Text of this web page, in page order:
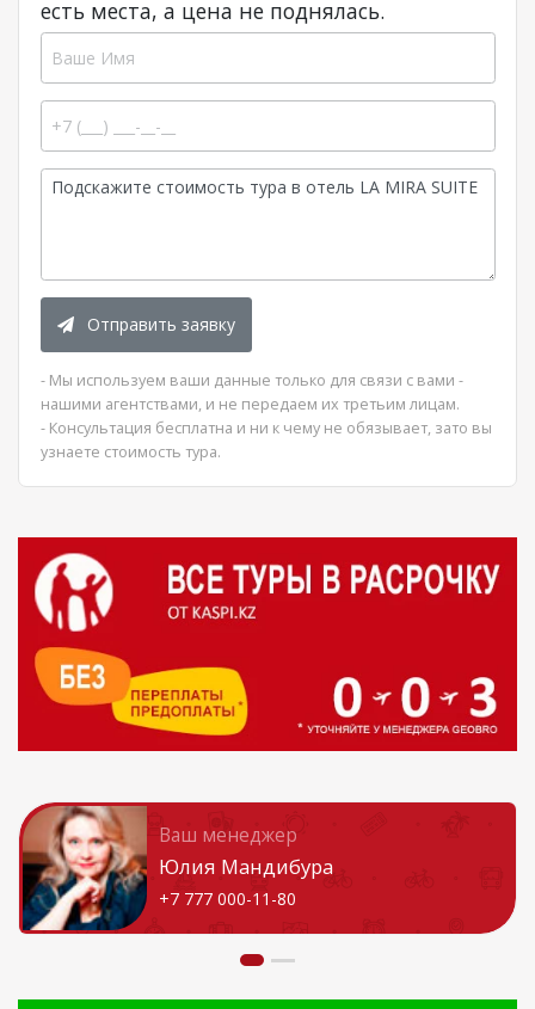
есть места, а цена не поднялась.
Отправить заявку
- Мы используем ваши данные только для связи с вами -
нашими агентствами, и не передаем их третьим лицам.
- Консультация бесплатна и ни к чему не обязывает, зато вы
узнаете стоимость тура.
Ваш менеджер
Юлия Мандибура
+7 777 000-11-80